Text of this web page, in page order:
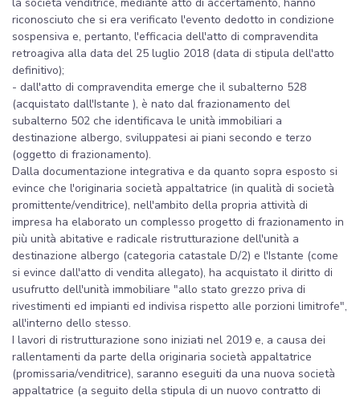
riconosciuto che si era verificato l'evento dedotto in condizione
sospensiva e, pertanto, l'efficacia dell'atto di compravendita
retroagiva alla data del 25 luglio 2018 (data di stipula dell'atto
definitivo);
- dall'atto di compravendita emerge che il subalterno 528
(acquistato dall'Istante ), è nato dal frazionamento del
subalterno 502 che identificava le unità immobiliari a
destinazione albergo, sviluppatesi ai piani secondo e terzo
(oggetto di frazionamento).
Dalla documentazione integrativa e da quanto sopra esposto si
evince che l'originaria società appaltatrice (in qualità di società
promittente/venditrice), nell'ambito della propria attività di
impresa ha elaborato un complesso progetto di frazionamento in
più unità abitative e radicale ristrutturazione dell'unità a
destinazione albergo (categoria catastale D/2) e l'Istante (come
si evince dall'atto di vendita allegato), ha acquistato il diritto di
usufrutto dell'unità immobiliare "allo stato grezzo priva di
rivestimenti ed impianti ed indivisa rispetto alle porzioni limitrofe",
all'interno dello stesso.
I lavori di ristrutturazione sono iniziati nel 2019 e, a causa dei
rallentamenti da parte della originaria società appaltatrice
(promissaria/venditrice), saranno eseguiti da una nuova società
appaltatrice (a seguito della stipula di un nuovo contratto di